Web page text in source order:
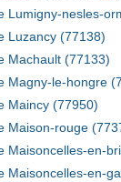
Lumigny-nesles-
Luzancy (77138)
Machault (77133)
Magny-le-hongre
Maincy (77950)
Maison-rouge
Maisoncelles-en-
Maisoncelles-en-